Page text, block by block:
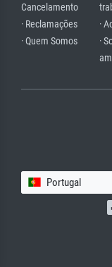
Cancelamento
· Reclamações
· Quem Somos
·
·
Portugal